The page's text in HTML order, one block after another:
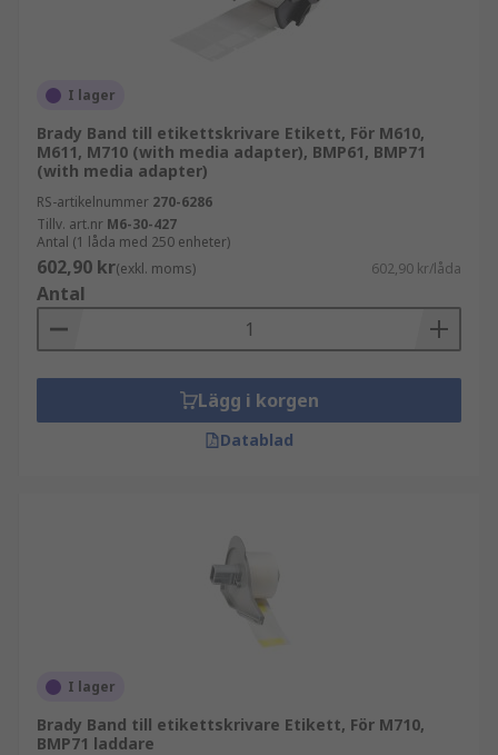
I lager
Brady Band till etikettskrivare Etikett, För M610,
M611, M710 (with media adapter), BMP61, BMP71
(with media adapter)
RS-artikelnummer 270-6286
Tillv. art.nr M6-30-427
Antal (1 låda med 250 enheter)
602,90 kr(exkl. moms) 602,90 kr/låda
Antal
Lägg i korgen
Datablad
I lager
Brady Band till etikettskrivare Etikett, För M710,
BMP71 laddare